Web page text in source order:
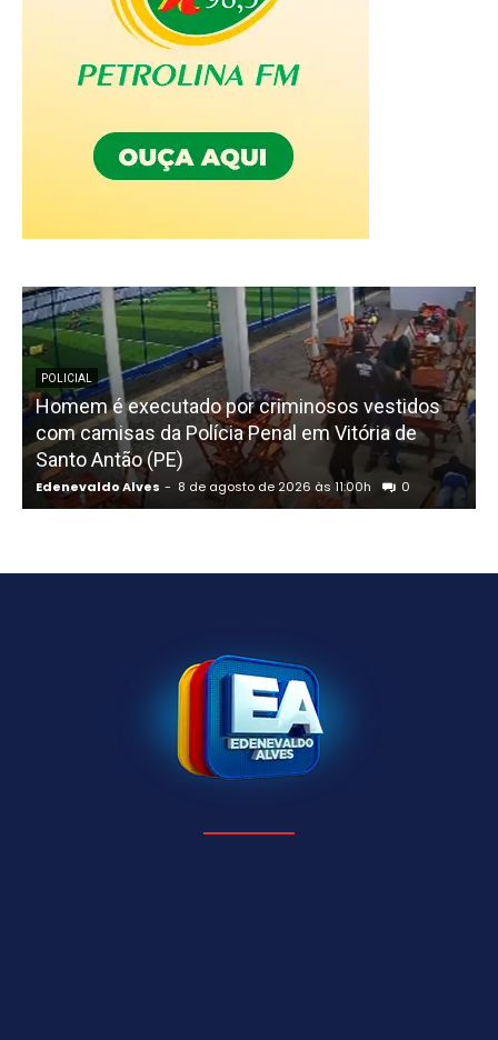
POLICIAL
Homem é executado por criminosos vestidos
com camisas da Polícia Penal em Vitória de
Santo Antão (PE)
Edenevaldo Alves - 8 de agosto de 2026 às 11:00h 0